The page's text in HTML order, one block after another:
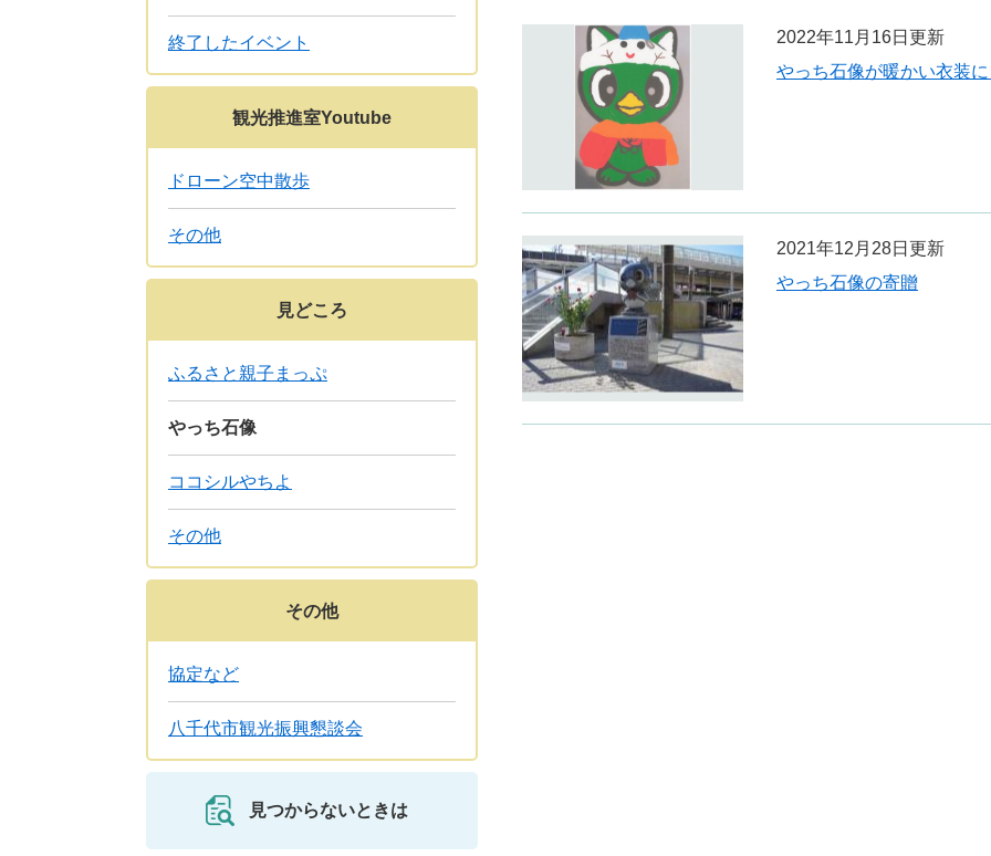
2022年11月16日更新
やっち石像が暖かい衣装に
2021年12月28日更新
やっち石像の寄贈
終了したイベント
観光推進室Youtube
ドローン空中散歩
その他
見どころ
ふるさと親子まっぷ
やっち石像
ココシルやちよ
その他
その他
協定など
八千代市観光振興懇談会
見つからないときは